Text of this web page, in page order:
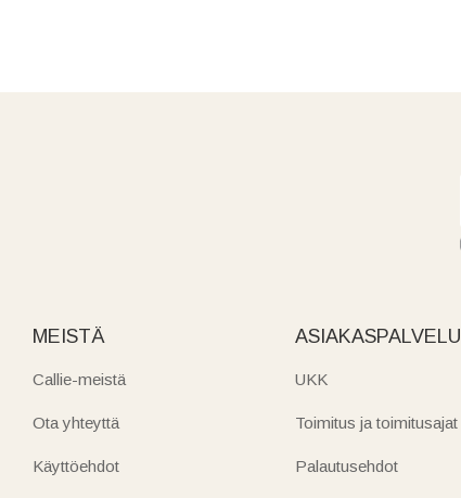
MEISTÄ
Callie-meistä
Ota yhteyttä
Käyttöehdot
ASIAKASPALVELU
UKK
Toimitus ja toimitusajat
Palautusehdot